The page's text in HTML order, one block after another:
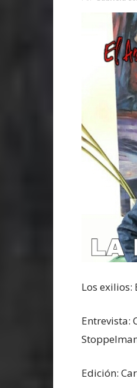
Los exilios:
Entrevista:
Edición: